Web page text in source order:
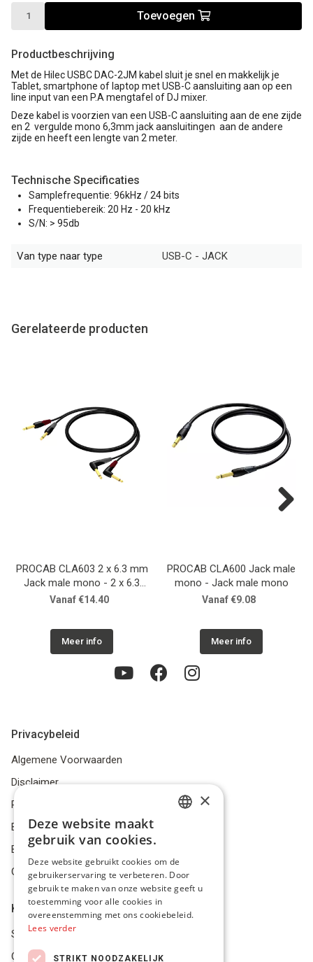
Toevoegen
Productbeschrijving
Met de Hilec USBC DAC-2JM kabel sluit je snel en makkelijk je
Tablet, smartphone of laptop met USB-C aansluiting aan op een
line input van een P.A mengtafel of DJ mixer.
Deze kabel is voorzien van een USB-C aansluiting aan de ene zijde
en 2 vergulde mono 6,3mm jack aansluitingen aan de andere
zijde en heeft een lengte van 2 meter.
Technische Specificaties
Samplefrequentie: 96kHz / 24 bits
Frequentiebereik: 20 Hz - 20 kHz
S/N: > 95db
Van type naar type USB-C - JACK
Gerelateerde producten
PROCAB CLA603 2 x 6.3 mm
Jack male mono - 2 x 6.3
mm Jack male mono angled
Vanaf €14.40
Meer info
PROCAB CLA600 Jack male
mono - Jack male mono
Vanaf €9.08
Meer info
Privacybeleid
Algemene Voorwaarden
Disclaimer
Privacybeleid
Bestelling herroepen
Betalingsmiddelen
Geschillen
Klantenservice
Service Center
Onze winkel
ENGLISH
×
Deze website maakt
gebruik van cookies.
Deze website gebruikt cookies om de
gebruikerservaring te verbeteren. Door
gebruik te maken van onze website geeft u
toestemming voor alle cookies in
overeenstemming met ons cookiebeleid.
Lees verder
STRIKT NOODZAKELIJK